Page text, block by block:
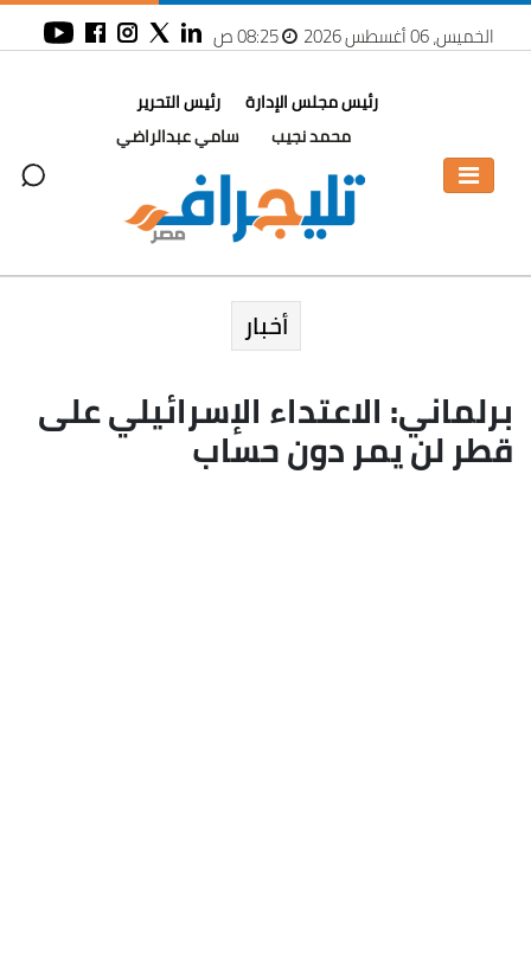
الخميس، 06 أغسطس 2026 08:25 ص
رئيس مجلس الإدارة
محمد نجيب
رئيس التحرير
سامي عبدالراضي
أخبار
برلماني: الاعتداء الإسرائيلي على
قطر لن يمر دون حساب